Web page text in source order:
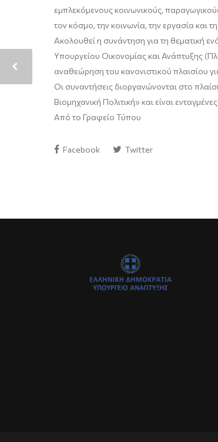
εμπλεκόμενους κοινωνικούς,
τον κόσμο, την κοινωνία, την εργασία και
Ακολουθεί η συνάντηση για τη θεματική
Υπουργείου Οικονομίας και Ανάπτυξης
αναθεώρηση του κανονιστικού πλαισίου
Οι συναντήσεις διοργανώνονται στο
Βιομηχανική Πολιτική» και είναι
Από το Γραφείο Τύπου
Facebook Twitter